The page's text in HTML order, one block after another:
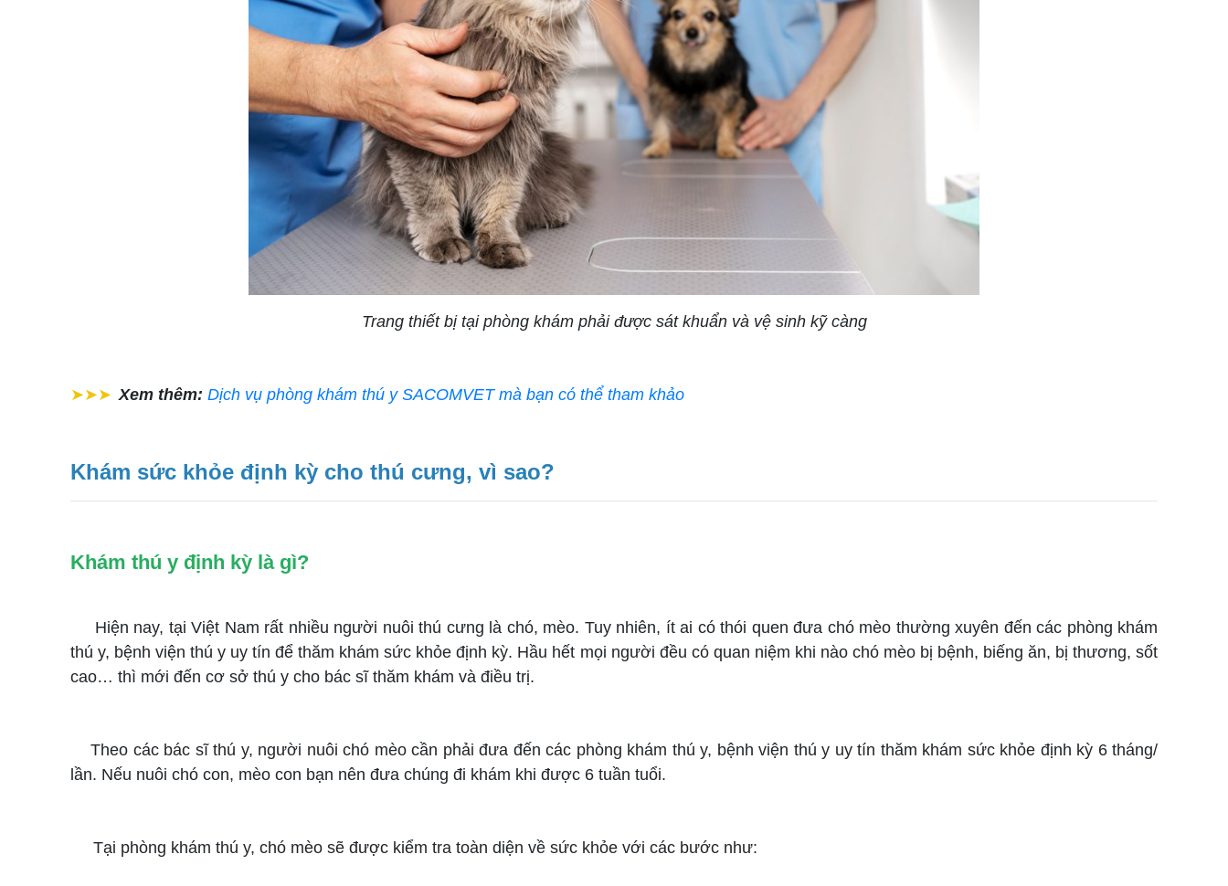
Trang thiết bị tại phòng khám phải được sát khuẩn và vệ sinh kỹ càng
➤➤➤ Xem thêm: Dịch vụ phòng khám thú y SACOMVET mà bạn có thể tham khảo
Khám sức khỏe định kỳ cho thú cưng, vì sao?
Khám thú y định kỳ là gì?
Hiện nay, tại Việt Nam rất nhiều người nuôi thú cưng là chó, mèo. Tuy nhiên, ít ai có thói quen đưa chó mèo thường xuyên đến các phòng khám
thú y, bệnh viện thú y uy tín để thăm khám sức khỏe định kỳ. Hầu hết mọi người đều có quan niệm khi nào chó mèo bị bệnh, biếng ăn, bị thương, sốt
cao… thì mới đến cơ sở thú y cho bác sĩ thăm khám và điều trị.
Theo các bác sĩ thú y, người nuôi chó mèo cần phải đưa đến các phòng khám thú y, bệnh viện thú y uy tín thăm khám sức khỏe định kỳ 6 tháng/
lần. Nếu nuôi chó con, mèo con bạn nên đưa chúng đi khám khi được 6 tuần tuổi.
Tại phòng khám thú y, chó mèo sẽ được kiểm tra toàn diện về sức khỏe với các bước như: